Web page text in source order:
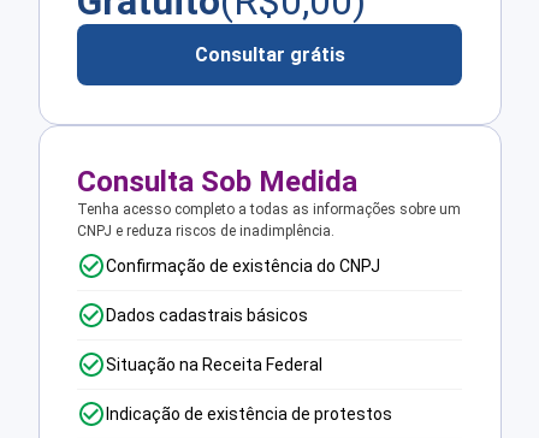
Consultar grátis
Consulta Sob Medida
Tenha acesso completo a todas as informações sobre um
CNPJ e reduza riscos de inadimplência.
Confirmação de existência do CNPJ
Dados cadastrais básicos
Situação na Receita Federal
Indicação de existência de protestos